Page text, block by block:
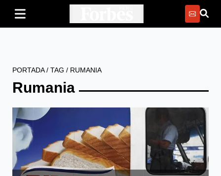
PORTADA/ TAG / RUMANIA
Rumania